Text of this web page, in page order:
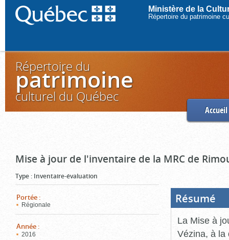
Ministère de la
Répertoire du patrimoine
Répertoire du
patrimoine
culturel du Québec
Accueil
Mise à jour de l'inventaire de la MRC de
Type : Inventaire-évaluation
Portée :
Régionale
Année :
2016
Résumé
La Mise à
Vézina, à la